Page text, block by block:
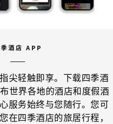
季酒店 APP
尖轻触即享。下载四季酒
世界各地的酒店和度假酒
服务始终与您随行。您可
在四季酒店的旅居行程，